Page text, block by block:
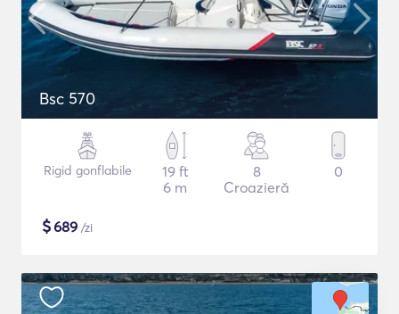
Bsc 570
Rigid gonflabile
19 ft
6 m
8
Croazieră
0
$689 /zi